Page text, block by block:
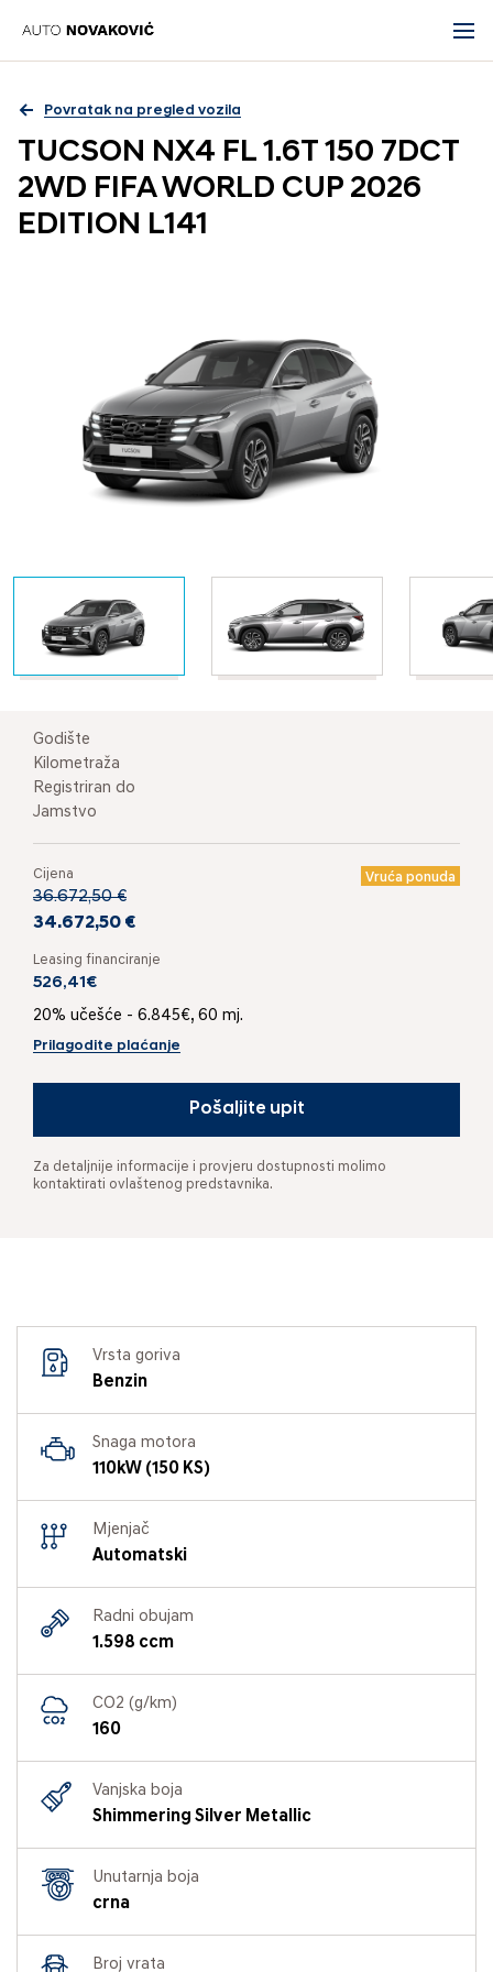
Povratak na pregled vozila
TUCSON NX4 FL 1.6T 150 7DCT
2WD FIFA WORLD CUP 2026
EDITION L141
Godište
Kilometraža
Registriran do
Jamstvo
Cijena Vruća ponuda
36.672,50 €
34.672,50 €
Leasing financiranje
526,41€
20% učešće - 6.845€, 60 mj.
Prilagodite plaćanje
Pošaljite upit
Za detaljnije informacije i provjeru dostupnosti molimo
kontaktirati ovlaštenog predstavnika.
Vrsta goriva
Benzin
Snaga motora
110kW (150 KS)
Mjenjač
Automatski
Radni obujam
1.598 ccm
CO2 (g/km)
160
Vanjska boja
Shimmering Silver Metallic
Unutarnja boja
crna
Broj vrata